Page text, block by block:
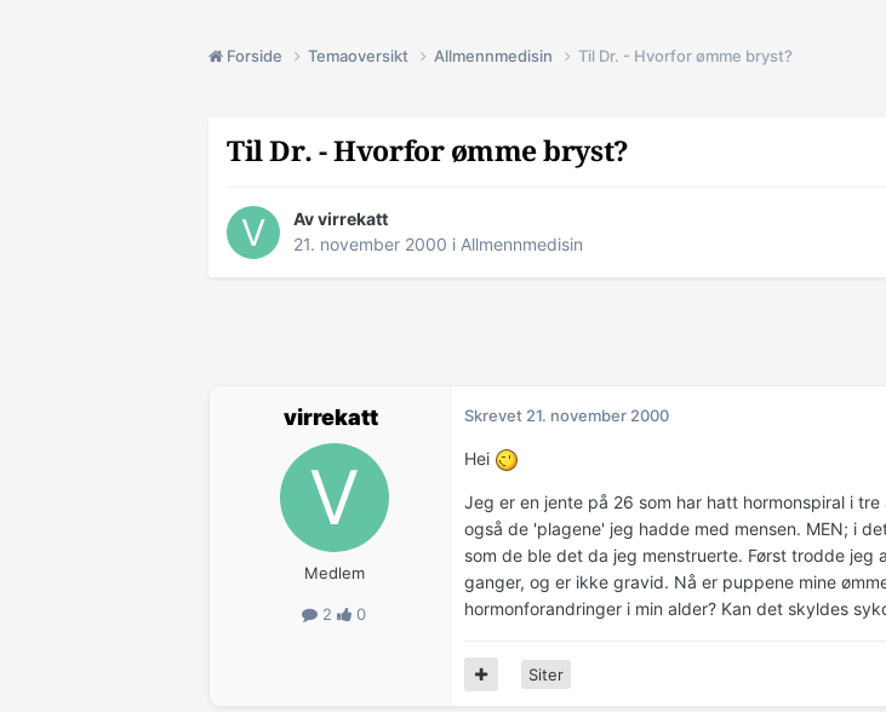
Forside Temaoversikt Allmennmedisin Til Dr. - Hvorfor ømme bryst?
Til Dr. - Hvorfor ømme bryst?
Av virrekatt
21. november 2000 i Allmennmedisin
virrekatt
Medlem
2 0
Skrevet 21. november 2000
Hei
Jeg er en jente på 26 som har hatt hormonspiral i
også de 'plagene' jeg hadde med mensen. MEN; i
som de ble det da jeg menstruerte. Først trodde
ganger, og er ikke gravid. Nå er puppene mine
hormonforandringer i min alder? Kan det skyldes
Siter